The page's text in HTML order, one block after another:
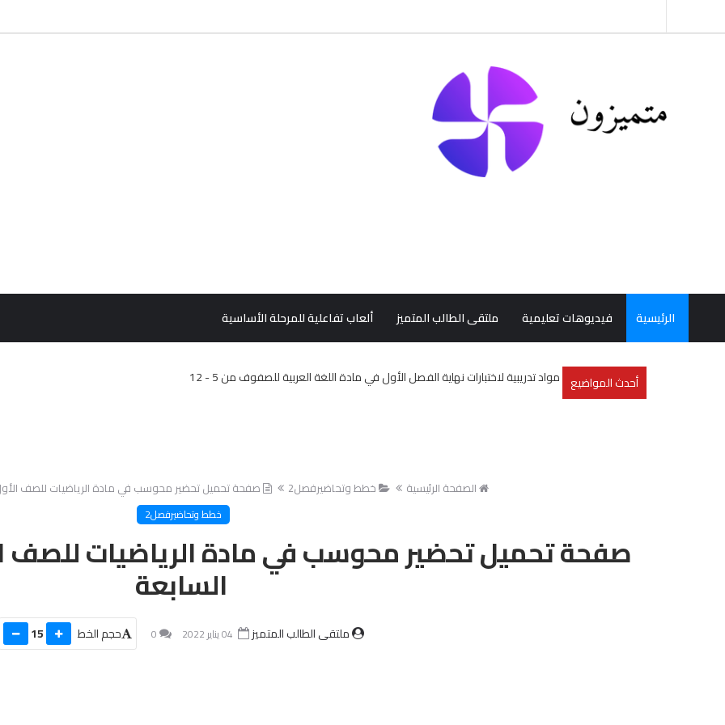
الرئيسية فيديوهات تعليمية ملتقى الطالب المتميز ألعاب تفاعلية للمرحلة الأساسية
أحدث المواضيع مواد تدريبية لاختبارات نهاية الفصل الأول في مادة اللغة العربية للصفوف من 5 - 12
الصفحة الرئيسية خطط وتحاضيرفصل2 صفحة تحميل تحضير محوسب في مادة الرياضيات للصف
خطط وتحاضيرفصل2
صفحة تحميل تحضير محوسب في مادة الرياضيات للصف
السابعة
ملتقى الطالب المتميز 0 حجم الخط 15